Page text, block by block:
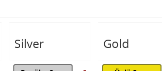
Silver Gold